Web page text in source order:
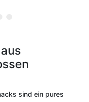
sind ein pures